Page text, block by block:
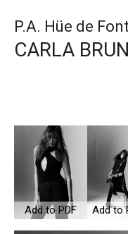
P.A. Hüe de
CARLA
Add to PDF Add to